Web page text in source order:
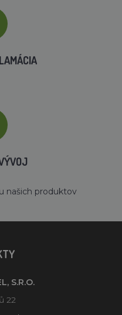
našich produktov
S.R.O.
22